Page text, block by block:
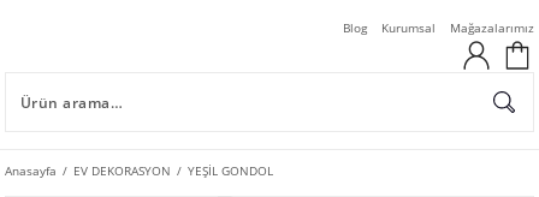
Blog Kurumsal Mağazalarımız
Anasayfa EV DEKORASYON YEŞİL GONDOL